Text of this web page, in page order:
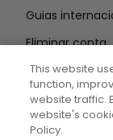
Guias
Eliminar conta
endereço
This website
function,
website traffic.
website's
Policy.